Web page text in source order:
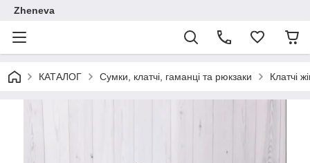
Zheneva
КАТАЛОГ Сумки, клатчі, гаманці та рюкзаки Клатчі